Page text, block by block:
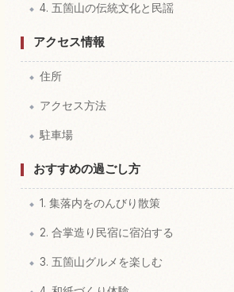
4. 五箇山の伝統文化と民謡
アクセス情報
住所
アクセス方法
駐車場
おすすめの過ごし方
1. 集落内をのんびり散策
2. 合掌造り民宿に宿泊する
3. 五箇山グルメを楽しむ